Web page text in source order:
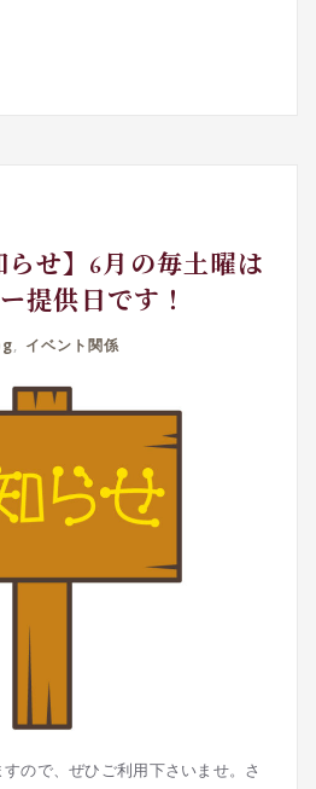
らせ】6月の毎土曜は
提供日です！
, イベント関係
ので、ぜひご利用下さいませ。さ